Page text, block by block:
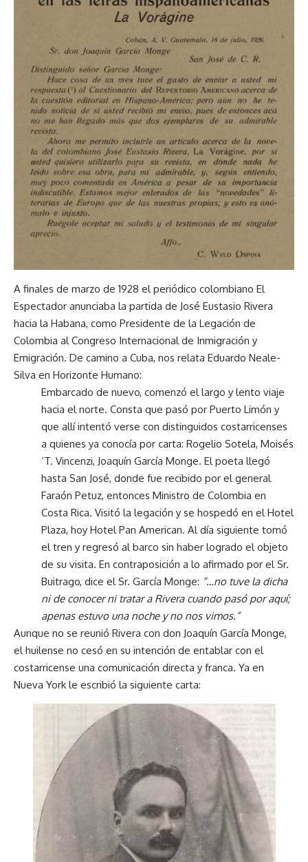
A finales de marzo de 1928 el periódico colombiano El
Espectador anunciaba la partida de José Eustasio Rivera
hacia la Habana, como Presidente de la Legación de
Colombia al Congreso Internacional de Inmigración y
Emigración. De camino a Cuba, nos relata Eduardo Neale-
Silva en Horizonte Humano:
Embarcado de nuevo, comenzó el largo y lento viaje
hacia el norte. Consta que pasó por Puerto Limón y
que allí intentó verse con distinguidos costarricenses
a quienes ya conocía por carta: Rogelio Sotela, Moisés
‘T. Vincenzi, Joaquín García Monge. El poeta llegó
hasta San José, donde fue recibido por el general
Faraón Petuz, entonces Ministro de Colombia en
Costa Rica. Visitó la legación y se hospedó en el Hotel
Plaza, hoy Hotel Pan American. Al día siguiente tomó
el tren y regresó al barco sin haber logrado el objeto
de su visita. En contraposición a lo afirmado por el Sr.
Buitrago, dice el Sr. García Monge: “…no tuve la dicha
ni de conocer ni tratar a Rivera cuando pasó por aquí;
apenas estuvo una noche y no nos vimos.”
Aunque no se reunió Rivera con don Joaquín García Monge,
el huilense no cesó en su intención de entablar con el
costarricense una comunicación directa y franca. Ya en
Nueva York le escribió la siguiente carta: